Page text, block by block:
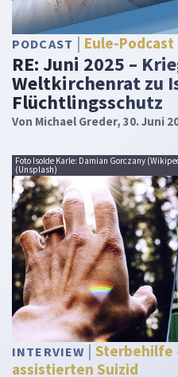
PODCAST Eule-Podcast
RE: Juni 2025 –
Weltkirchenrat zu
Flüchtlingsschutz
Von Michael Greder, 30. Juni
Foto Isolde Karle: Damian Gorczany
(Unsplash)
INTERVIEW
Sterbehilfe
assistierten Suizid